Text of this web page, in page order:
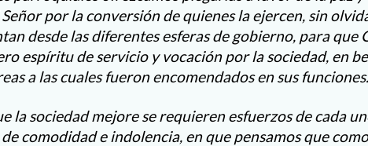
por la conversión de quienes la ejercen, sin
desde las diferentes esferas de gobierno, para que
espíritu de servicio y vocación por la sociedad, en
a las cuales fueron encomendados en sus funciones.
la sociedad mejore se requieren esfuerzos de cada
comodidad e indolencia, en que pensamos que